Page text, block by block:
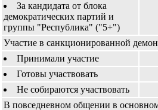
За кандидата от блока
демократических партий и
группы "Республика" ("5+")
Участие в санкционированной
Принимали участие
Готовы участвовать
Не собираются участвовать
В повседневном общении в